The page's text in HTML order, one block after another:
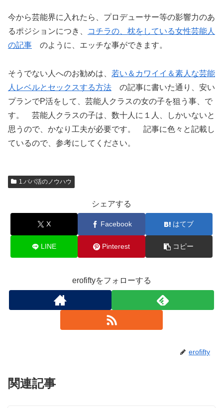
今から芸能界に入れたら、プロデューサー等の影響力のあ
るポジションにつき、
コチラの、枕をしている女性芸能人
の記事 のように、エッチな事ができます。
そうでない人へのお勧めは、 若い＆カワイイ＆素人な芸能
人レベルとセックスする方法 の記事に書いた通り、安い
プランでP活をして、芸能人クラスの女の子を狙う事、で
す。 芸能人クラスの子は、数十人に１人、しかいないと
思うので、かなり工夫が必要です。 記事に色々と記載し
ているので、参考にしてください。
1.パパ活のノウハウ
シェアする
X Facebook はてブ
LINE Pinterest コピー
erofiftyをフォローする
erofifty
関連記事